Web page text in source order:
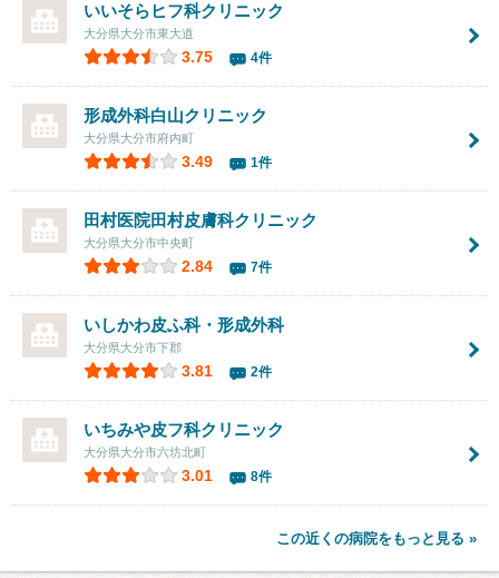
いいそらヒフ科クリニック
大分県大分市東大道
3.75 4件
形成外科白山クリニック
大分県大分市府内町
3.49 1件
田村医院田村皮膚科クリニック
大分県大分市中央町
2.84 7件
いしかわ皮ふ科・形成外科
大分県大分市下郡
3.81 2件
いちみや皮フ科クリニック
大分県大分市六坊北町
3.01 8件
この近くの病院をもっと見る »